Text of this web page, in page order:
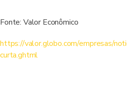
Fonte: Valor Econômico
https://valor.globo.com/empresas/
curta.ghtml